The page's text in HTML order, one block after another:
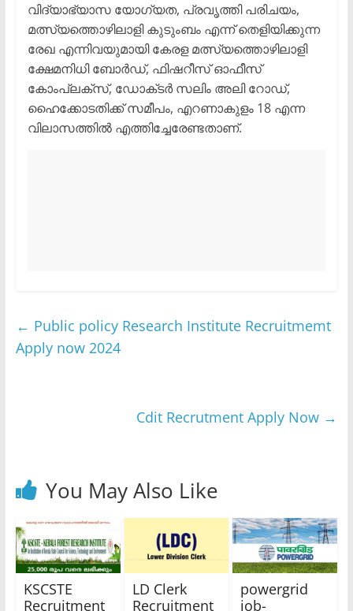
വിദ്യാഭ്യാസ യോഗ്യത, പ്രവൃത്തി പരിചയം,
മത്സ്യത്തൊഴിലാളി കുടുംബം എന്ന് തെളിയിക്കുന്ന
രേഖ എന്നിവയുമായി കേരള മത്സ്യത്തൊഴിലാളി
ക്ഷേമനിധി ബോർഡ്, ഫിഷറീസ് ഓഫീസ്
കോംപ്ലക്സ്, ഡോക്‌ടർ സലിം അലി റോഡ്,
ഹൈക്കോടതിക്ക് സമീപം, എറണാകുളം 18 എന്ന
വിലാസത്തിൽ എത്തിച്ചേരേണ്ടതാണ്.
← Public policy Research Institute Recruitmemt
Apply now 2024
Cdit Recrutment Apply Now →
You May Also Like
KSCSTE
Recruitment
LD Clerk
Recruitment
powergrid
job-